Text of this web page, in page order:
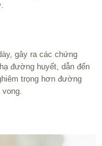
gây ra các chứng
đường huyết, dẫn đến
trọng hơn đường